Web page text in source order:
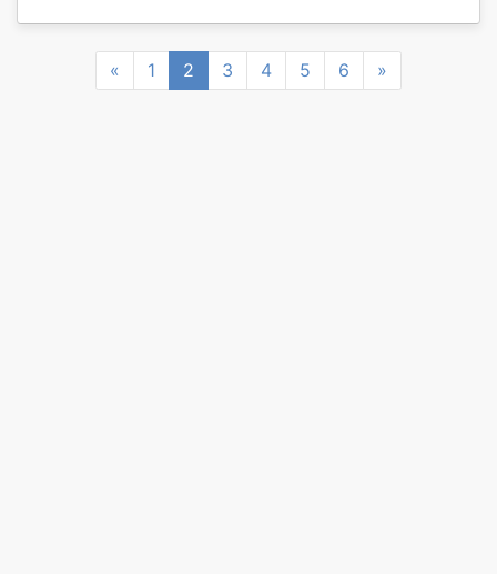
« Previous
1 2 3 4 5 6 »